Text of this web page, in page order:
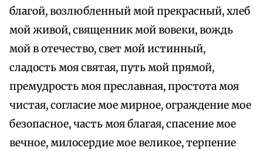
благой, возлюбленный мой прекрасный, хлеб
мой живой, священник мой вовеки, вождь
мой в отечество, свет мой истинный,
сладость моя святая, путь мой прямой,
премудрость моя преславная, простота моя
чистая, согласие мое мирное, ограждение мое
безопасное, часть моя благая, спасение мое
вечное, милосердие мое великое, терпение